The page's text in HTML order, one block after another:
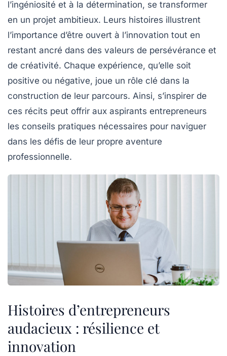
l’ingéniosité et à la détermination, se transformer
en un projet ambitieux. Leurs histoires illustrent
l’importance d’être ouvert à l’innovation tout en
restant ancré dans des valeurs de persévérance et
de créativité. Chaque expérience, qu’elle soit
positive ou négative, joue un rôle clé dans la
construction de leur parcours. Ainsi, s’inspirer de
ces récits peut offrir aux aspirants entrepreneurs
les conseils pratiques nécessaires pour naviguer
dans les défis de leur propre aventure
professionnelle.
Histoires d’entrepreneurs
audacieux : résilience et
innovation